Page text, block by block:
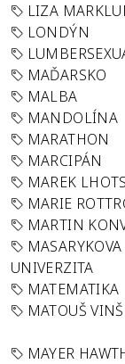
LIZA
LONDÝN
MAĎARSKO
MALBA
MANDOLÍNA
MARATHON
MARCIPÁN
MAREK
MARIE
MARTIN
MASARYKOVA
UNIVERZITA
MATEMATIKA
MATOUŠ VINŠ
MAYER